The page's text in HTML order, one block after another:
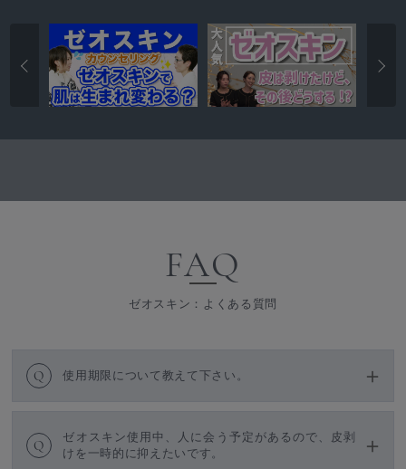
FAQ
ゼオスキン：よくある質問
Q 使用期限について教えて下さい。
Q
ゼオスキン使用中、人に会う予定があるので、皮剥
けを一時的に抑えたいです。